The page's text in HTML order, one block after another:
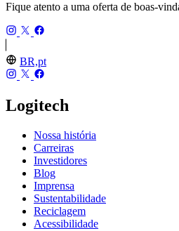
Fique atento a uma oferta de boas-
BR,pt
Logitech
Nossa história
Carreiras
Investidores
Blog
Imprensa
Sustentabilidade
Reciclagem
Acessibilidade